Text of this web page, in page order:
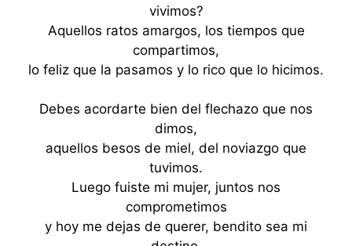
vivimos?
Aquellos ratos amargos, los tiempos que
compartimos,
lo feliz que la pasamos y lo rico que lo hicimos.
Debes acordarte bien del flechazo que nos
dimos,
aquellos besos de miel, del noviazgo que
tuvimos.
Luego fuiste mi mujer, juntos nos
comprometimos
y hoy me dejas de querer, bendito sea mi